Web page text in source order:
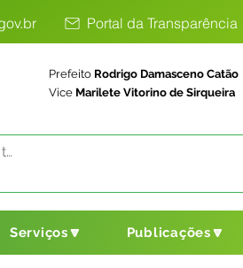
Portal da Transparência
Prefeito Rodrigo Damasceno Catão
Vice Marilete Vitorino de Sirqueira
Serviços🔽 Publicações🔽